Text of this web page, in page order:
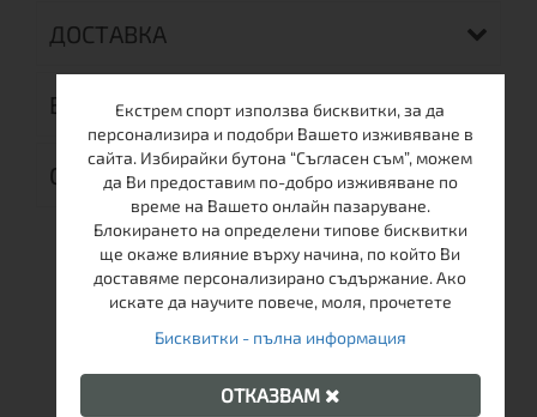
ДОСТАВКА
ВРЪЩАНЕ
ОТЗИВИ (0)
ОЩЕ ОТ ТАЗИ МАРКА
Екстрем спорт използва бисквитки, за да
персонализира и подобри Вашето изживяване в
сайта. Избирайки бутона “Съгласен съм”, можем
да Ви предоставим по-добро изживяване по
време на Вашето онлайн пазаруване.
Блокирането на определени типове бисквитки
ще окаже влияние върху начина, по който Ви
доставяме персонализирано съдържание. Ако
искате да научите повече, моля, прочетете
Бисквитки - пълна информация
ОТКАЗВАМ